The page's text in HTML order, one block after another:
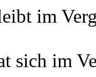
im
sich im